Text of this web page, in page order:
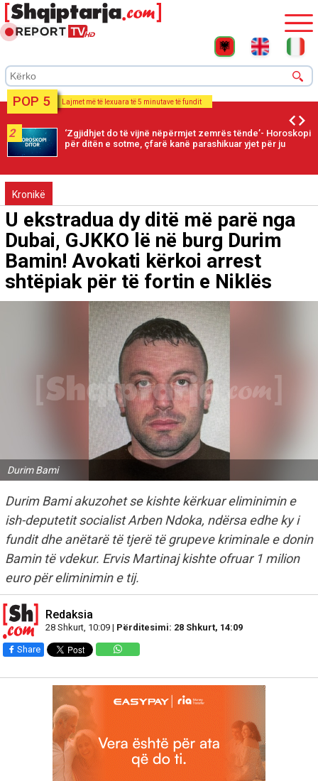
POP 5 Lajmet më të lexuara të 5 minutave të fundit
2
‘Zgjidhjet do të vijnë nëpërmjet zemrës tënde’- Horoskopi
për ditën e sotme, çfarë kanë parashikuar yjet për ju
Kronikë
U ekstradua dy ditë më parë nga
Dubai, GJKKO lë në burg Durim
Bamin! Avokati kërkoi arrest
shtëpiak për të fortin e Niklës
Durim Bami
Durim Bami akuzohet se kishte kërkuar eliminimin e
ish-deputetit socialist Arben Ndoka, ndërsa edhe ky i
fundit dhe anëtarë të tjerë të grupeve kriminale e donin
Bamin të vdekur. Ervis Martinaj kishte ofruar 1 milion
euro për eliminimin e tij.
Redaksia
28 Shkurt, 10:09 | Përditesimi: 28 Shkurt, 14:09
Share